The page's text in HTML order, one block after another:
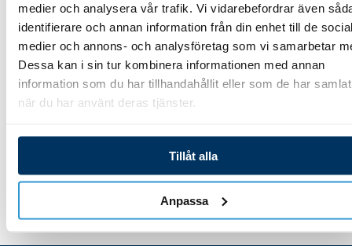
medier och analysera vår trafik. Vi vidarebefordrar även
identifierare och annan information från din enhet till de
medier och annons- och analysföretag som vi samarbetar
Dessa kan i sin tur kombinera informationen med annan
information som du har tillhandahållit eller som de har
när du har använt deras tjänster.
Tillåt alla
Anpassa
6 763,00kr
Lägg till i varukorg
iQ/Hydroxinator iQ
1 121,00kr